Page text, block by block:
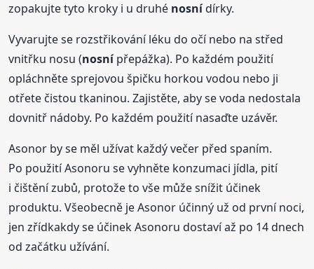
zopakujte tyto kroky i u druhé nosnídírky.
Vyvarujte se rozstřikování léku do očí nebo na střed
vnitřku nosu (nosnípřepážka). Po každém použití
opláchněte sprejovou špičku horkou vodou nebo ji
otřete čistou tkaninou. Zajistěte, aby se voda nedostala
dovnitř nádoby. Po každém použití nasaďte uzávěr.
Asonor by se měl užívat každý večer před spaním.
Po použití Asonoru se vyhněte konzumaci jídla, pití
i čištění zubů, protože to vše může snížit účinek
produktu. Všeobecně je Asonor účinný už od první noci,
jen zřídkakdy se účinek Asonoru dostaví až po 14 dnech
od začátku užívání.